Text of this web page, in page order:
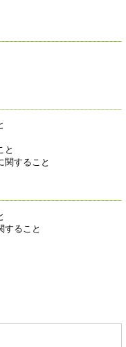
と
すること
ること